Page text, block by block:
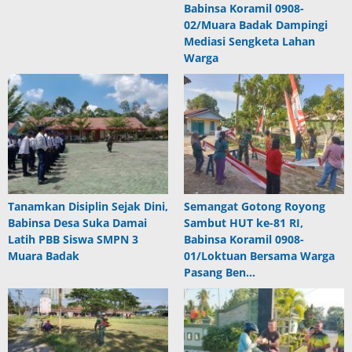
Babinsa Koramil 0908-
02/Muara Badak Dampingi
Mediasi Sengketa Lahan
Warga
Tanamkan Disiplin Sejak Dini,
Babinsa Desa Suka Damai
Latih PBB Siswa SMPN 3
Muara Badak
Semangat Gotong Royong
Sambut HUT ke-81 RI,
Babinsa Koramil 0908-
01/Loktuan Bersama Warga
Pasang Ben…